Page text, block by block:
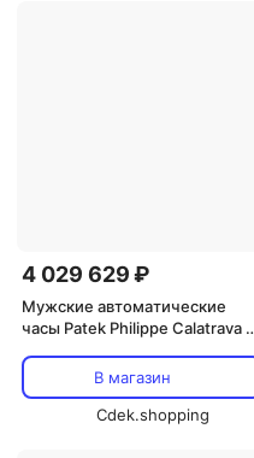
4 029 629 ₽
Мужские автоматические
часы Patek Philippe Calatrava с
5227G-010, черный
В магазин
Cdek.shopping